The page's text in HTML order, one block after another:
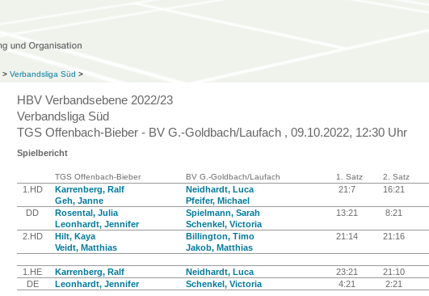
> Verbandsliga Süd >
HBV Verbandsebene 2022/23
Verbandsliga Süd
TGS Offenbach-Bieber - BV G.-Goldbach/Laufach , 09.10.2022, 12:30 Uhr
Spielbericht
TGS Offenbach-Bieber BV G.-Goldbach/Laufach 1. Satz 2. Satz
1.HD
Karrenberg, Ralf
Geh, Janne
Neidhardt, Luca
Pfeifer, Michael
21:7 16:21
DD
Rosental, Julia
Leonhardt, Jennifer
Spielmann, Sarah
Schenkel, Victoria
13:21 8:21
2.HD
Hilt, Kaya
Veidt, Matthias
Billington, Timo
Jakob, Matthias
21:14 21:16
1.HE Karrenberg, Ralf Neidhardt, Luca 23:21 21:10
DE
Leonhardt, Jennifer Schenkel, Victoria 4:21 2:21